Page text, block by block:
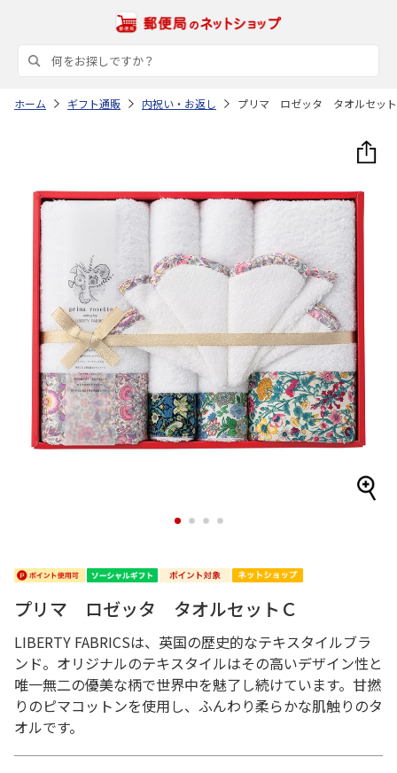
ホーム ギフト通販 内祝い・お返し プリマ ロゼッタ タオルセッ
1 2 3 4
プリマ ロゼッタ タオルセットＣ
LIBERTY FABRICSは、英国の歴史的なテキスタイルブラ
ンド。オリジナルのテキスタイルはその高いデザイン性と
唯一無二の優美な柄で世界中を魅了し続けています。甘撚
りのピマコットンを使用し、ふんわり柔らかな肌触りのタ
オルです。